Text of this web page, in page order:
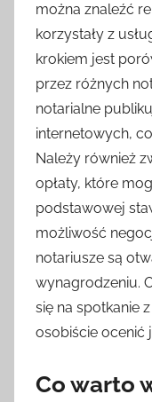
można znaleźć
korzystały z
krokiem jest
przez różnych
notarialne
internetowych,
Należy również
opłaty, które
podstawowej
możliwość
notariusze są
wynagrodzeniu.
się na spotkanie
osobiście ocenić
Co warto